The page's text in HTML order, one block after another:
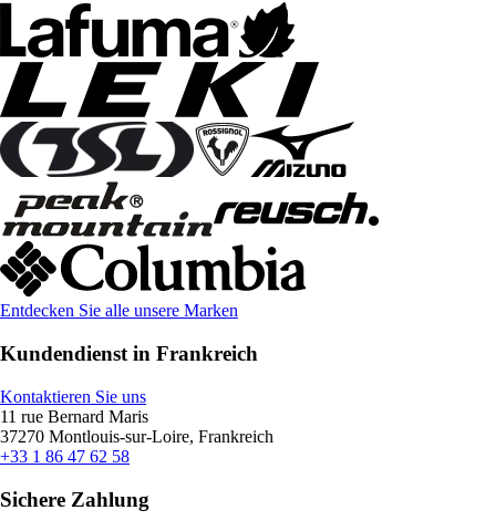
Entdecken Sie alle unsere Marken
Kundendienst in Frankreich
Kontaktieren Sie uns
11 rue Bernard Maris
37270 Montlouis-sur-Loire, Frankreich
+33 1 86 47 62 58
Sichere Zahlung